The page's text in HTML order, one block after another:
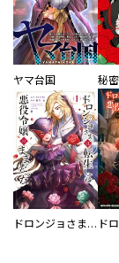
ヤマ台国 秘
ドロンジョさまは転生しても悪役令嬢のままだった